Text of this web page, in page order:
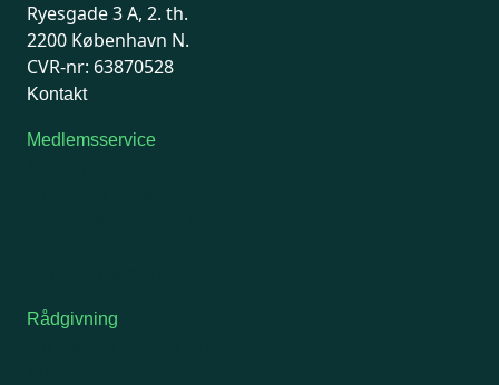
Ryesgade 3 A, 2. th.
2200 København N.
CVR-nr: 63870528
Kontakt
Medlemsservice
Rådgivning